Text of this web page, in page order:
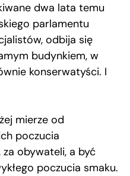
dwa lata temu
parlamentu
odbija się
budynkiem, w
konserwatyści. I
mierze od
poczucia
obywateli, a być
poczucia smaku.